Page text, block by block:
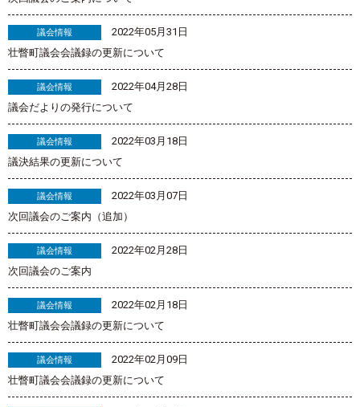
議会情報
2022年05月31日
壮瞥町議会会議録の更新について
議会情報
2022年04月28日
議会だよりの発行について
議会情報
2022年03月18日
議決結果の更新について
議会情報
2022年03月07日
次回議会のご案内（追加）
議会情報
2022年02月28日
次回議会のご案内
議会情報
2022年02月18日
壮瞥町議会会議録の更新について
議会情報
2022年02月09日
壮瞥町議会会議録の更新について